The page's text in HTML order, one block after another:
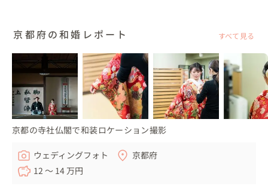
京都府の和婚レポート すべて見る
京都の寺社仏閣で和装ロケーション撮影
ウェディングフォト
京都府
12 〜 14 万円